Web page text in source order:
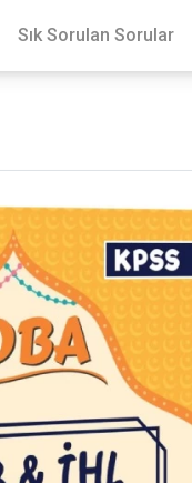
Sık Sorulan Sorular